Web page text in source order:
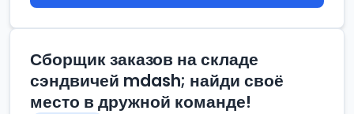
Сборщик заказов на складе
сэндвичей mdash; найди своё
место в дружной команде!